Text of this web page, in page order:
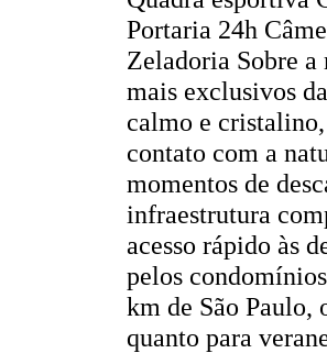
Portaria 24h
Zeladoria Sobre a
mais exclusivos
calmo e
contato com a
momentos de
infraestrutura
acesso rápido às
pelos
km de São Paulo,
quanto para